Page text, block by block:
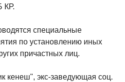
КР.
специальные
по установлению иных
причастных лиц.
кенеш", экс-заведующая соц.